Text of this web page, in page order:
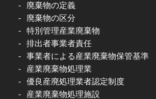
廃棄物の定義
廃棄物の区分
特別管理産業廃棄物
排出者事業者責任
事業者による産業廃棄物保管基準
産業廃棄物処理業
優良産廃処理業者認定制度
産業廃棄物処理施設